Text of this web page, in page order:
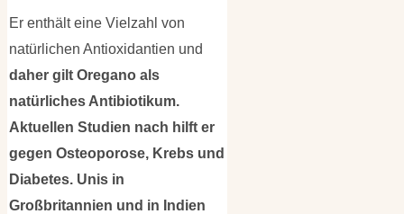
Er enthält eine Vielzahl von
natürlichen Antioxidantien und
daher gilt Oregano als
natürliches Antibiotikum.
Aktuellen Studien nach hilft er
gegen Osteoporose, Krebs und
Diabetes. Unis in
Großbritannien und in Indien